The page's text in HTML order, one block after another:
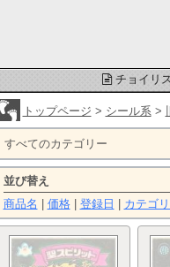
チョイリ
トップページ > シール系>
すべてのカテゴリー
並び替え
商品名
価格| 登録日 カテゴ